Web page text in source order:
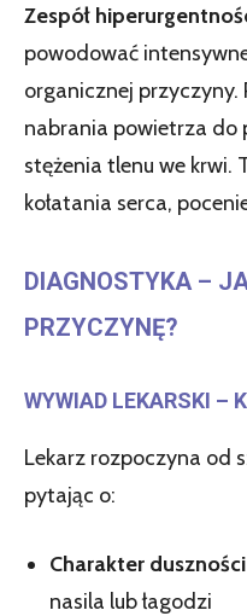
Zespół
powodować
organicznej przyczyny.
nabrania powietrza do
stężenia tlenu we krwi.
kołatania serca,
DIAGNOSTYKA –
PRZYCZYNĘ?
WYWIAD LEKARSKI –
Lekarz rozpoczyna od
pytając o:
Charakter duszności
nasila lub łagodzi